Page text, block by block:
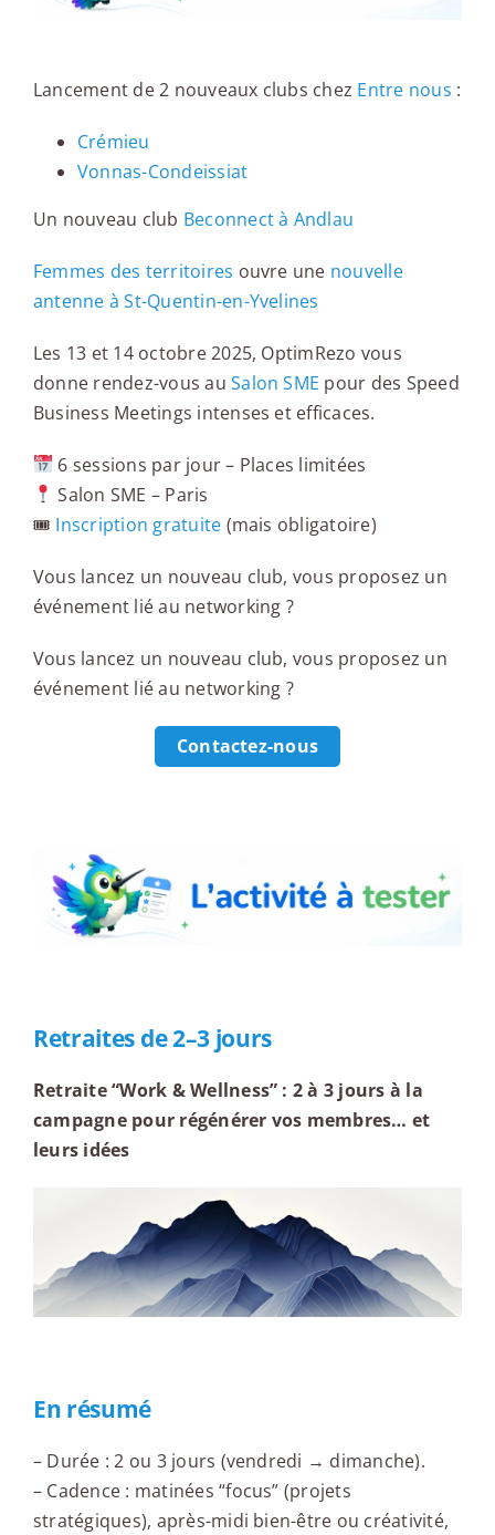
Lancement de 2 nouveaux clubs chez Entre nous :
Crémieu
Vonnas-Condeissiat
Un nouveau club Beconnect à Andlau
Femmes des territoires ouvre une nouvelle
antenne à St-Quentin-en-Yvelines
Les 13 et 14 octobre 2025, OptimRezo vous
donne rendez-vous auSalon SME pour des Speed
Business Meetings intenses et efficaces.
6 sessions par jour – Places limitées
Salon SME – Paris
🎟 Inscription gratuite (mais obligatoire)
Vous lancez un nouveau club, vous proposez un
événement lié au networking ?
Vous lancez un nouveau club, vous proposez un
événement lié au networking ?
Contactez-nous
Retraites de 2–3 jours
Retraite “Work & Wellness” : 2 à 3 jours à la
campagne pour régénérer vos membres… et
leurs idées
En résumé
– Durée : 2 ou 3 jours (vendredi → dimanche).
– Cadence : matinées “focus” (projets
stratégiques), après-midi bien-être ou créativité,